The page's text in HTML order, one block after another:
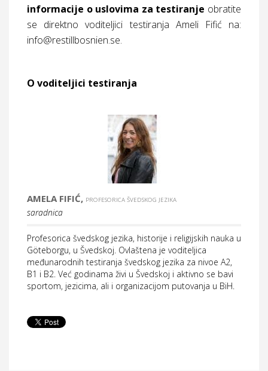
informacije o uslovima za testiranje obratite
se direktno voditeljici testiranja Ameli Fifić na:
info@restillbosnien.se.
O voditeljici testiranja
AMELA FIFIĆ, PROFESORICA ŠVEDSKOG JEZIKA
saradnica
Profesorica švedskog jezika, historije i religijskih nauka u
Göteborgu, u Švedskoj. Ovlaštena je voditeljica
međunarodnih testiranja švedskog jezika za nivoe A2,
B1 i B2. Već godinama živi u Švedskoj i aktivno se bavi
sportom, jezicima, ali i organizacijom putovanja u BiH.